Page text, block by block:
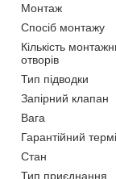
Монтаж
Спосіб монтажу
Кількість
отворів
Тип підводки
Запірний клапан
Вага
Гарантійний
Стан
Тип приєднання